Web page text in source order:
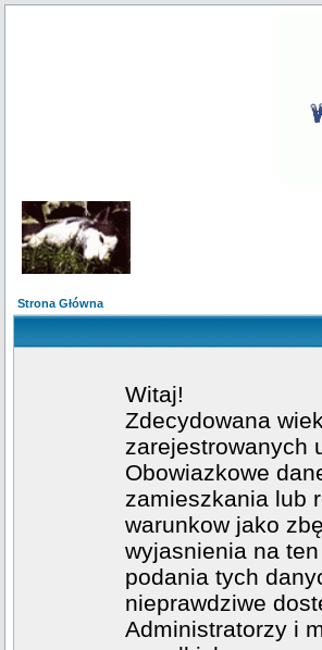
Strona Główna
Witaj!
Zdecydowana
zarejestrowanych
Obowiazkowe
zamieszkania lub
warunkow jako
wyjasnienia na
podania tych
nieprawdziwe
Administratorzy i